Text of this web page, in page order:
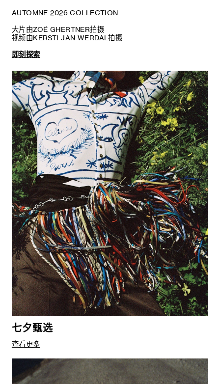
AUTOMNE 2026 COLLECTION
大片由ZOË GHERTNER拍摄
视频由KERSTI JAN WERDAL拍摄
即刻探索
七夕甄选
查看更多